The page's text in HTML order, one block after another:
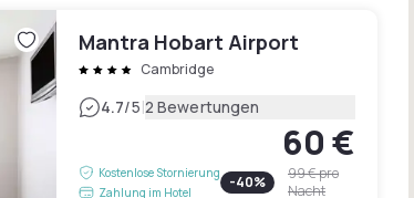
Mantra Hobart Airport
Cambridge
4.7/5|2 Bewertungen
Kostenlose Stornierung
Zahlung im Hotel
60 €
-40% 99 €pro
Nacht